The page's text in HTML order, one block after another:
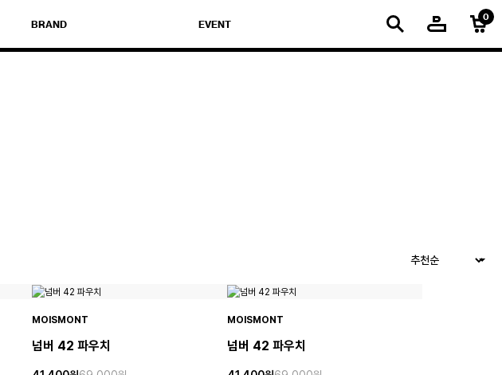
BRAND EVENT
MOISMONT
넘버 42 파우치
MOISMONT
넘버 42 파우치